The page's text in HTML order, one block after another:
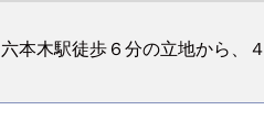
六本木駅徒歩６分の立地から、